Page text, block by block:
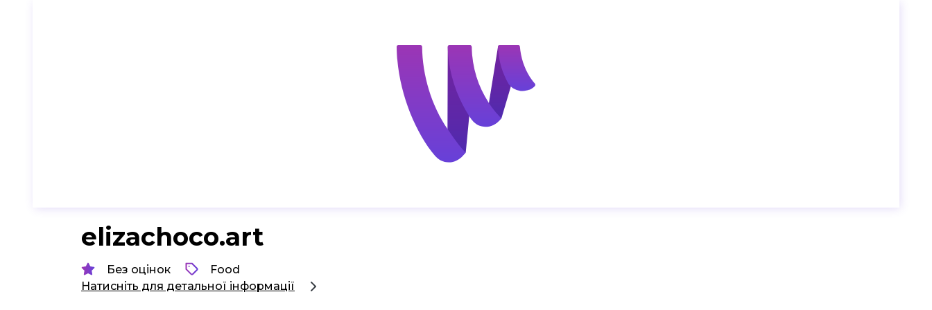
elizachoco.art
Без оцінок
Food
Натисніть для детальної інформації